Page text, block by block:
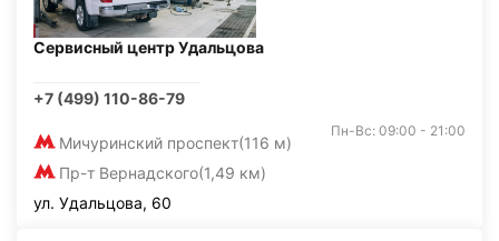
Сервисный центр Удальцова
+7 (499) 110-86-79
Мичуринский проспект(116 м)
Пр-т Вернадского(1,49 км)
Пн-Вс: 09:00 - 21:00
ул. Удальцова, 60